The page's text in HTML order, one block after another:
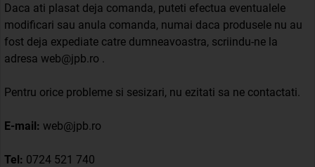
Daca ati plasat deja comanda, puteti efectua eventualele
modificari sau anula comanda, numai daca produsele nu au
fost deja expediate catre dumneavoastra, scriindu-ne la
adresa web@jpb.ro .
Pentru orice probleme si sesizari, nu ezitati sa ne contactati.
E-mail: web@jpb.ro
Tel: 0724 521 740